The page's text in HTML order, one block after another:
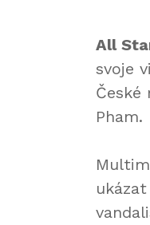
All
svoje
České
Pham.